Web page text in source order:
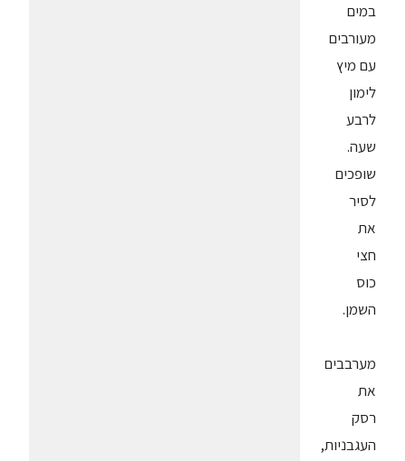
במים
מעורבים
עם מיץ
לימון
לרבע
שעה.
שופכים
לסיר
את
חצי
כוס
השמן.
מערבבים
את
רסק
העגבניות,